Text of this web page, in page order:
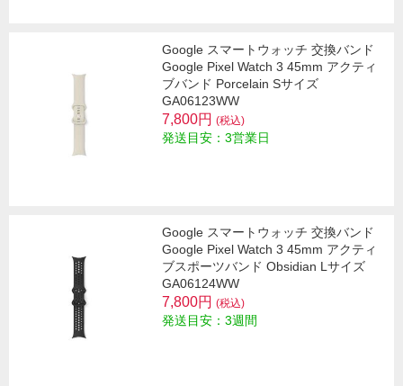
Google スマートウォッチ 交換バンド
Google Pixel Watch 3 45mm アクティ
ブバンド Porcelain Sサイズ
GA06123WW
7,800円 (税込)
発送目安：3営業日
Google スマートウォッチ 交換バンド
Google Pixel Watch 3 45mm アクティ
ブスポーツバンド Obsidian Lサイズ
GA06124WW
7,800円 (税込)
発送目安：3週間